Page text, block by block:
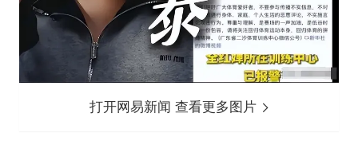
打开网易新闻 查看更多图片